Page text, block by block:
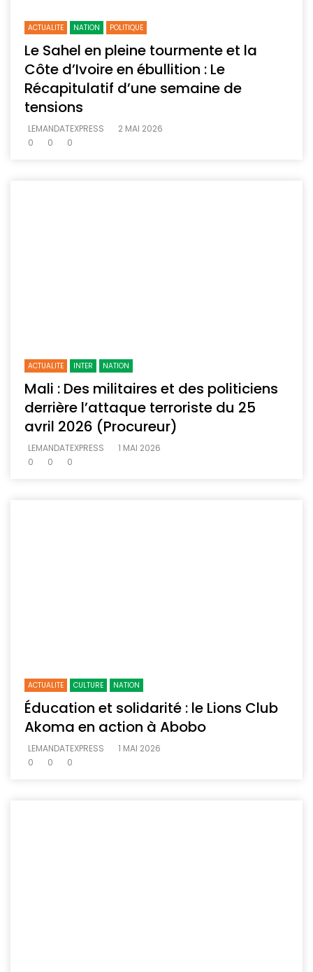
ACTUALITE NATION POLITIQUE
Le Sahel en pleine tourmente et la
Côte d’Ivoire en ébullition : Le
Récapitulatif d’une semaine de
tensions
LEMANDATEXPRESS
2 MAI 2026
0
0 0
ACTUALITE INTER NATION
Mali : Des militaires et des politiciens
derrière l’attaque terroriste du 25
avril 2026 (Procureur)
LEMANDATEXPRESS
1 MAI 2026
0
0 0
ACTUALITE CULTURE NATION
Éducation et solidarité : le Lions Club
Akoma en action à Abobo
LEMANDATEXPRESS
1 MAI 2026
0
0 0